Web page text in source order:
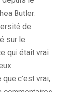
Butler,
de
sur le
qui était vrai
c’est vrai,